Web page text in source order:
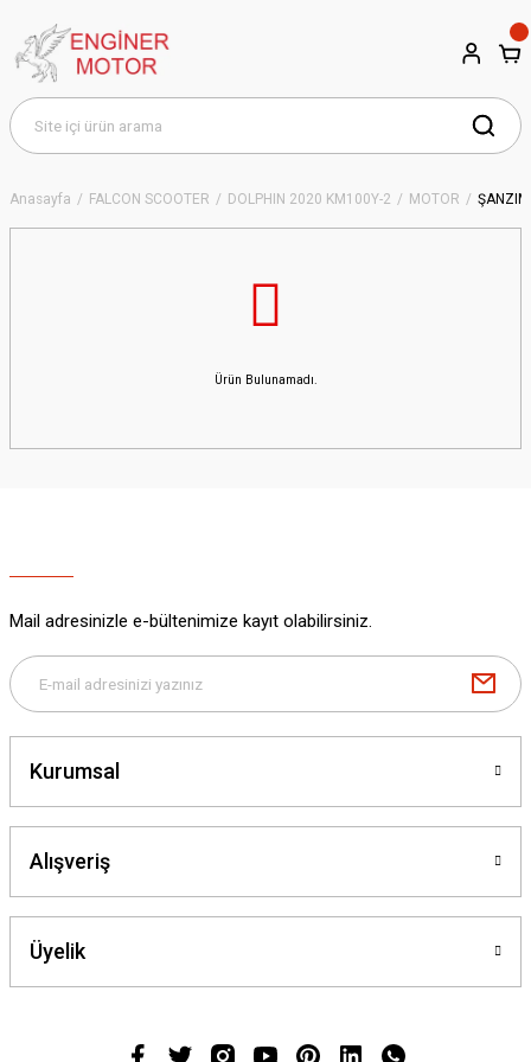
Anasayfa FALCON SCOOTER DOLPHIN 2020 KM100Y-2 MOTOR
Ürün Bulunamadı.
Mail adresinizle e-bültenimize kayıt olabilirsiniz.
Kurumsal
Alışveriş
Üyelik